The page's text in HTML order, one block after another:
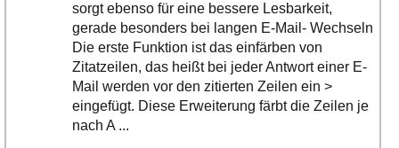
sorgt ebenso für eine bessere Lesbarkeit,
gerade besonders bei langen E-Mail- Wechseln
Die erste Funktion ist das einfärben von
Zitatzeilen, das heißt bei jeder Antwort einer E-
Mail werden vor den zitierten Zeilen ein >
eingefügt. Diese Erweiterung färbt die Zeilen je
nach A ...